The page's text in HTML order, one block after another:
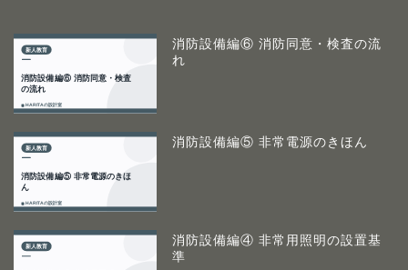
消防設備編⑥ 消防同意・検査の流
れ
消防設備編⑤ 非常電源のきほん
消防設備編④ 非常用照明の設置基
準